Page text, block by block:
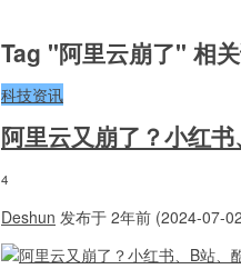
Tag "阿里云崩了" 相
科技资讯
阿里云又崩了？小红
4
Deshun 发布于 2年前 (2024-07-